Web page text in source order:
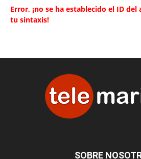
Error, ¡no se ha establecido el ID del
tu sintaxis!
SOBRE